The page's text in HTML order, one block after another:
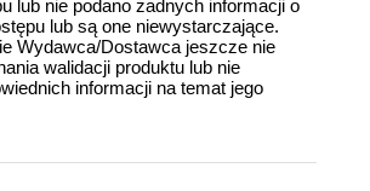
lub nie podano żadnych informacji o
lub są one niewystarczające.
Wydawca/Dostawca jeszcze nie
walidacji produktu lub nie
informacji na temat jego